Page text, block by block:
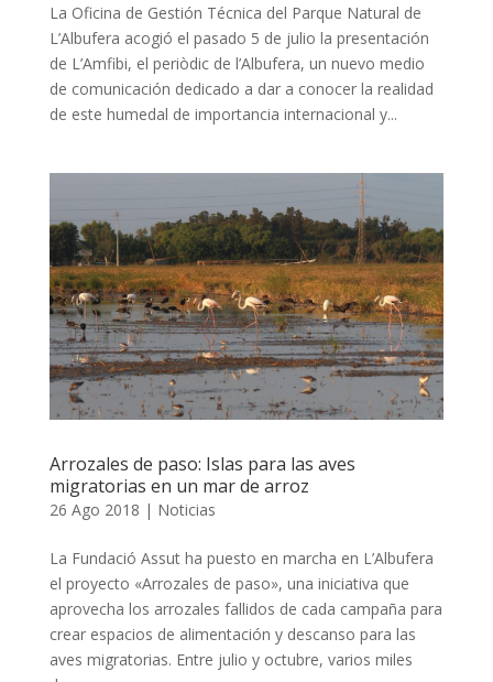
La Oficina de Gestión Técnica del Parque Natural de
L’Albufera acogió el pasado 5 de julio la presentación
de L’Amfibi, el periòdic de l’Albufera, un nuevo medio
de comunicación dedicado a dar a conocer la realidad
de este humedal de importancia internacional y...
Arrozales de paso: Islas para las aves
migratorias en un mar de arroz
26 Ago 2018 | Noticias
La Fundació Assut ha puesto en marcha en L’Albufera
el proyecto «Arrozales de paso», una iniciativa que
aprovecha los arrozales fallidos de cada campaña para
crear espacios de alimentación y descanso para las
aves migratorias. Entre julio y octubre, varios miles